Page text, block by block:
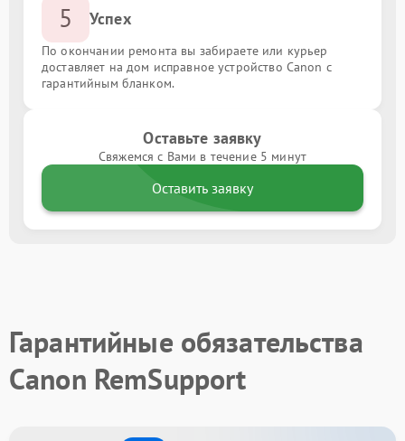
5 Успех
По окончании ремонта вы забираете или курьер
доставляет на дом исправное устройство Canon с
гарантийным бланком.
Оставьте заявку
Свяжемся с Вами в течение 5 минут
Оставить заявку
Гарантийные обязательства
Canon RemSupport